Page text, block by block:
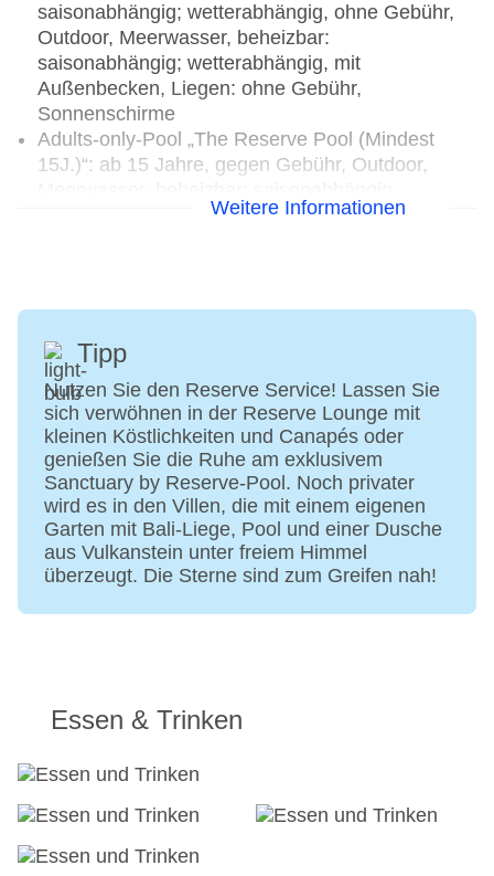
saisonabhängig; wetterabhängig, ohne Gebühr,
Outdoor, Meerwasser, beheizbar:
saisonabhängig; wetterabhängig, mit
Außenbecken, Liegen: ohne Gebühr,
Sonnenschirme
Adults-only-Pool „The Reserve Pool (Mindest
15J.)“: ab 15 Jahre, gegen Gebühr, Outdoor,
Balinesische Betten: gegen Gebühr, Liegen: ohne
(Anlage): ohne Gebühr
Wäscheservice: gegen Gebühr
Concierge Service, Gepäckservice
Zahlungsarten: TUI Card / VISA, MasterCard,
American Express, Diners, die Hinterlegung einer
Kreditkarte beim Check In ist Pflicht
Haustiere nicht erlaubt
Parkmöglichkeiten: Stellplätze, nicht überdacht:
gegen Gebühr, Valet Parking: ohne Gebühr
Tagungseinrichtungen: Konferenzräume: 3,
Weitere Informationen
Tipp
Nutzen Sie den Reserve Service! Lassen Sie
sich verwöhnen in der Reserve Lounge mit
kleinen Köstlichkeiten und Canapés oder
genießen Sie die Ruhe am exklusivem
Sanctuary by Reserve-Pool. Noch privater
wird es in den Villen, die mit einem eigenen
Garten mit Bali-Liege, Pool und einer Dusche
aus Vulkanstein unter freiem Himmel
überzeugt. Die Sterne sind zum Greifen nah!
Essen & Trinken